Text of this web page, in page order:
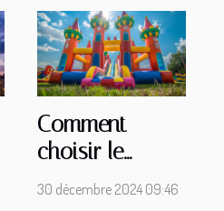
Comment
choisir le
meilleur
30 décembre 2024 09:46